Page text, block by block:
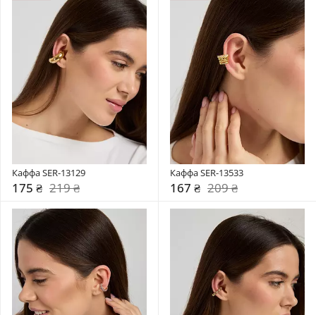
Каффа SER-13129
175 ₴ 219 ₴
Каффа SER-13533
167 ₴ 209 ₴